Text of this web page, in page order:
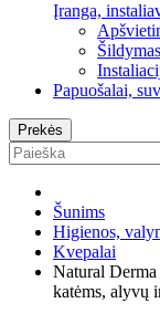
Įranga,
Šildymas
Papuošalai,
Prekės
Šunims
Higienos,
Kvepalai
Natural
katėms, alyvų